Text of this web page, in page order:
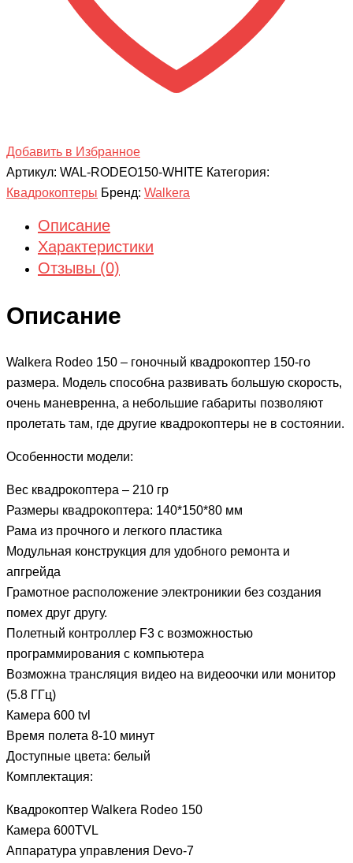
Добавить в Избранное
Артикул: WAL-RODEO150-WHITE Категория:
Квадрокоптеры Бренд: Walkera
Описание
Характеристики
Отзывы (0)
Описание
Walkera Rodeo 150 – гоночный квадрокоптер 150-го
размера. Модель способна развивать большую скорость,
очень маневренна, а небольшие габариты позволяют
пролетать там, где другие квадрокоптеры не в состоянии.
Особенности модели:
Вес квадрокоптера – 210 гр
Размеры квадрокоптера: 140*150*80 мм
Рама из прочного и легкого пластика
Модульная конструкция для удобного ремонта и
апгрейда
Грамотное расположение электроникии без создания
помех друг другу.
Полетный контроллер F3 с возможностью
программирования с компьютера
Возможна трансляция видео на видеоочки или монитор
(5.8 ГГц)
Камера 600 tvl
Время полета 8-10 минут
Доступные цвета: белый
Комплектация:
Квадрокоптер Walkera Rodeo 150
Камера 600TVL
Аппаратура управления Devo-7